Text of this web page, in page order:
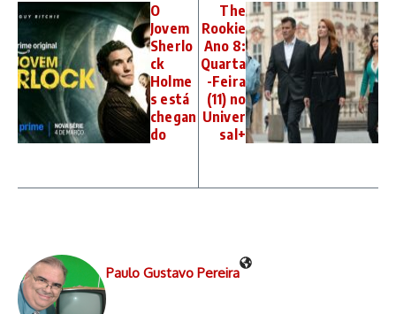
O
Jovem
Sherlo
ck
Holme
s está
chegan
do
The
Rookie
Ano 8:
Quarta
-Feira
(11) no
Univer
sal+
Paulo Gustavo Pereira